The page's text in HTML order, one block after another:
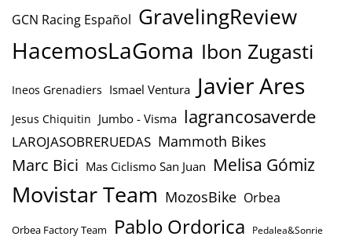
GCN Racing Español GravelingReview
HacemosLaGoma Ibon Zugasti
Ineos Grenadiers Ismael Ventura Javier Ares
Jesus Chiquitin Jumbo - Visma lagrancosaverde
LAROJASOBRERUEDAS Mammoth Bikes
Marc Bici Mas Ciclismo San Juan Melisa Gómiz
Movistar Team MozosBike Orbea
Orbea Factory Team Pablo Ordorica Pedalea&Sonrie